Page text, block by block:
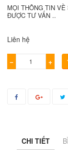
MỌI THÔNG TIN
ĐƯỢC TƯ VẤN ..
Liên hệ
− +
CHI TIẾT